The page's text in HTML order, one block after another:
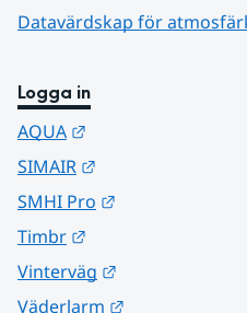
Datavärdskap för
Logga in
AQUA
SIMAIR
SMHI Pro
Timbr
Vinterväg
Väderlarm